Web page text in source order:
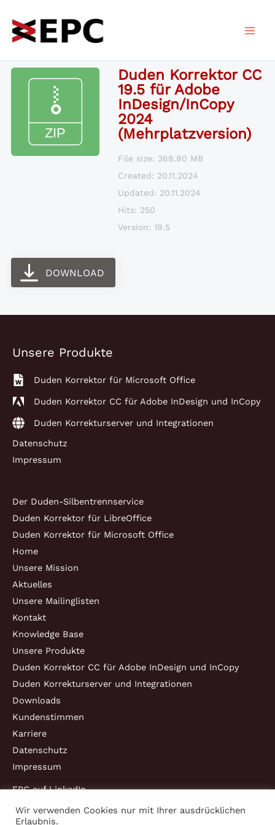
Inhalt
springen
Duden Korrektor CC
19.5 für Adobe
InDesign/InCopy
2024
(Mehrplatzversion)
File size: 368.80 MB
Created: 20.11.2024
Updated: 20.11.2024
Hits: 250
Version: 19.5
DOWNLOAD
Unsere Produkte
Duden Korrektor für Microsoft Office
Duden Korrektor CC für Adobe InDesign und InCopy
Duden Korrekturserver und Integrationen
Datenschutz
Impressum
Der Duden-Silbentrennservice
Duden Korrektor für LibreOffice
Duden Korrektor für Microsoft Office
Home
Unsere Mission
Aktuelles
Unsere Mailinglisten
Kontakt
Knowledge Base
Unsere Produkte
Duden Korrektor CC für Adobe InDesign und InCopy
Duden Korrekturserver und Integrationen
Downloads
Kundenstimmen
Karriere
Datenschutz
Impressum
EPC auf LinkedIn
Wir verwenden Cookies nur mit Ihrer ausdrücklichen
Erlaubnis.